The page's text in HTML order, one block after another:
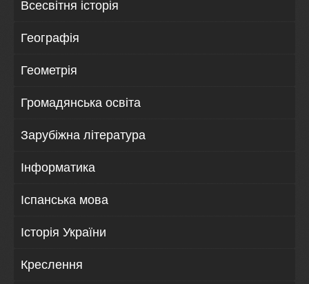
Всесвітня історія
Географія
Геометрія
Громадянська освіта
Зарубіжна література
Інформатика
Іспанська мова
Історія України
Креслення